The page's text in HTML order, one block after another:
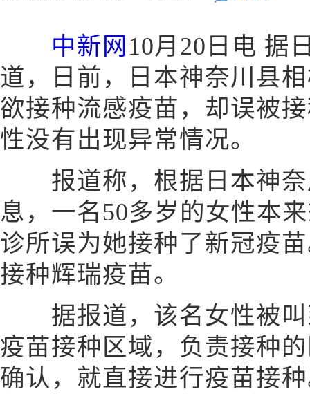
中新网 10月20日电 据
道，日前，日本神奈川县
欲接种流感疫苗，却误被
性没有出现异常情况。
报道称，根据日本神奈
息，一名50多岁的女性本
诊所误为她接种了新冠疫
接种辉瑞疫苗。
据报道，该名女性被叫
疫苗接种区域，负责接种
确认，就直接进行疫苗接